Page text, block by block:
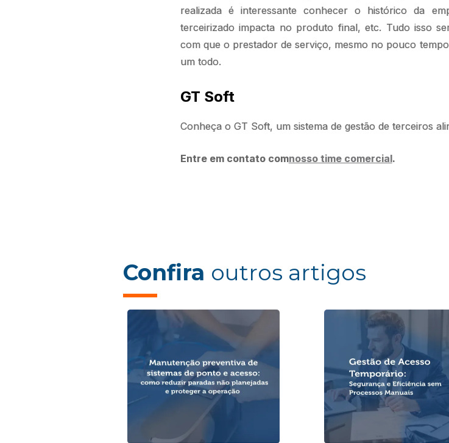
realizada é interessante conhecer o histórico da
terceirizado impacta no produto final, etc. Tudo isso
com que o prestador de serviço, mesmo no pouco
um todo.
GT Soft
Conheça o GT Soft, um sistema de gestão de terceiros
Entre em contato comnosso time comercial.
Confira outros artigos